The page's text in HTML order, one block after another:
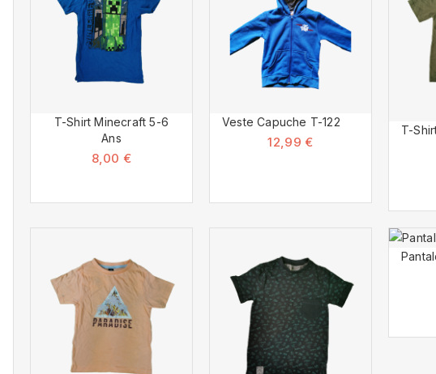
T-Shirt Minecraft 5-6
Ans
8,00 €
Veste Capuche T-122
12,99 €
T-